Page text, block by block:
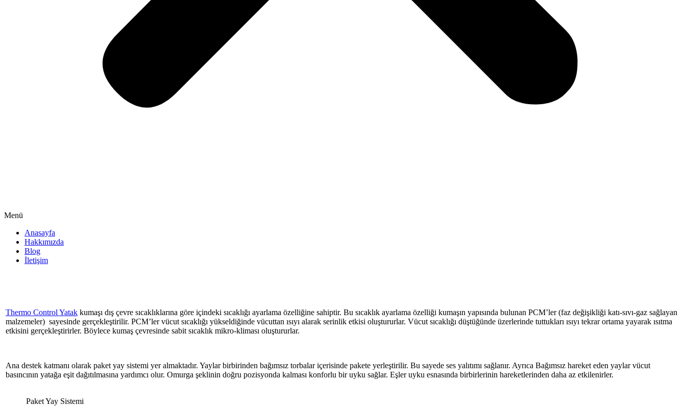
Menü
Anasayfa
Hakkımızda
Blog
İletişim
Thermo Control Yatak kumaşı dış çevre sıcaklıklarına göre içindeki sıcaklığı ayarlama özelliğine sahiptir. Bu sıcaklık ayarlama özelliği kumaşın yapısında bulunan PCM’ler (faz değişikliği katı-sıvı-gaz sağlayan
malzemeler) sayesinde gerçekleştirilir. PCM’ler vücut sıcaklığı yükseldiğinde vücuttan ısıyı alarak serinlik etkisi oluştururlar. Vücut sıcaklığı düştüğünde üzerlerinde tuttukları ısıyı tekrar ortama yayarak ısıtma
etkisini gerçekleştirirler. Böylece kumaş çevresinde sabit sıcaklık mikro-kliması oluştururlar.
Ana destek katmanı olarak paket yay sistemi yer almaktadır. Yaylar birbirinden bağımsız torbalar içerisinde pakete yerleştirilir. Bu sayede ses yalıtımı sağlanır. Ayrıca Bağımsız hareket eden yaylar vücut
basıncının yatağa eşit dağıtılmasına yardımcı olur. Omurga şeklinin doğru pozisyonda kalması konforlu bir uyku sağlar. Eşler uyku esnasında birbirlerinin hareketlerinden daha az etkilenirler.
Paket Yay Sistemi